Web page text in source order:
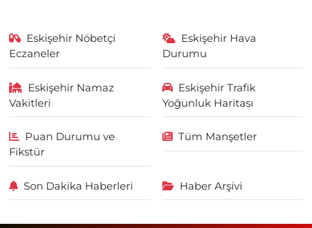
Eskişehir Nöbetçi
Eczaneler
Eskişehir Hava
Durumu
Eskişehir Namaz
Vakitleri
Eskişehir Trafik
Yoğunluk Haritası
Puan Durumu ve
Fikstür
Tüm Manşetler
Son Dakika Haberleri Haber Arşivi